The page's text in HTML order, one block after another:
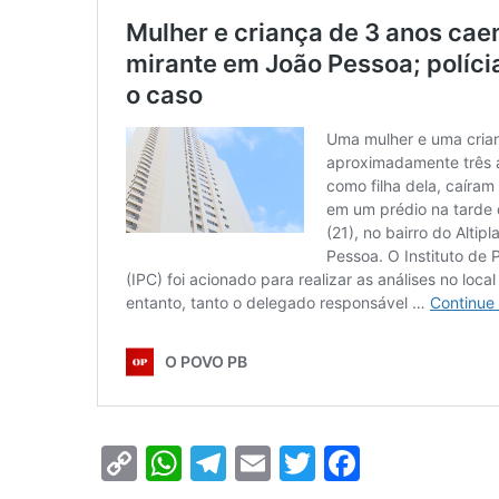
CopyWhatsApp
Telegram
EmailTwitter